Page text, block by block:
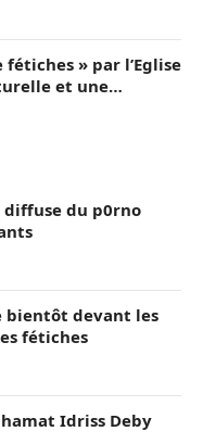
» par l’Eglise
et une
diffuse du p0rno
bientôt devant les
fétiches
Idriss Deby